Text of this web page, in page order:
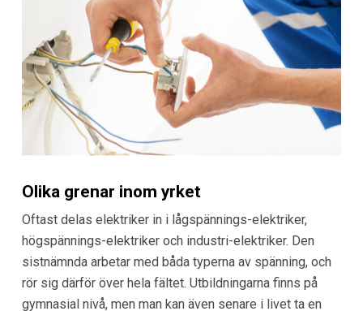
Olika grenar inom yrket
Oftast delas elektriker in i lågspännings-elektriker,
högspännings-elektriker och industri-elektriker. Den
sistnämnda arbetar med båda typerna av spänning, och
rör sig därför över hela fältet. Utbildningarna finns på
gymnasial nivå, men man kan även senare i livet ta en